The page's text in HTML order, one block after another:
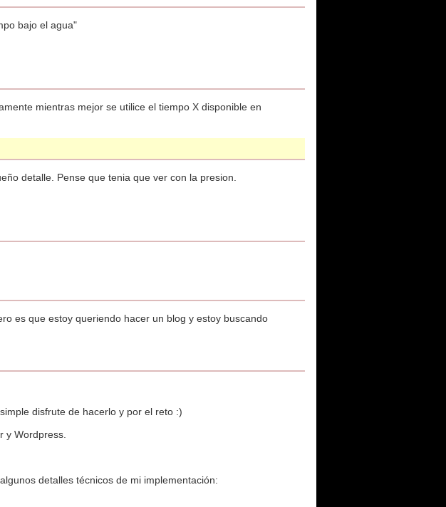
bajo el agua"
mientras mejor se utilice el tiempo X disponible en
detalle. Pense que tenia que ver con la presion.
es que estoy queriendo hacer un blog y estoy buscando
disfrute de hacerlo y por el reto :)
y Wordpress.
detalles técnicos de mi implementación: